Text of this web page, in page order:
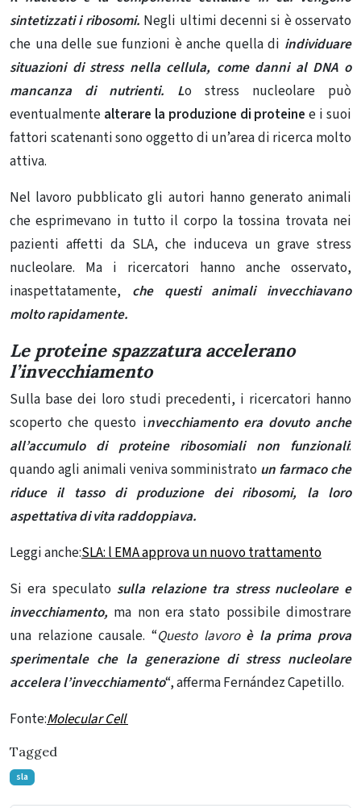
sintetizzati i ribosomi. Negli ultimi decenni si è osservato
che una delle sue funzioni è anche quella di individuare
situazioni di stress nella cellula, come danni al DNA o
mancanza di nutrienti. Lo stress nucleolare può
eventualmente alterare la produzione di proteine ​​e i suoi
fattori scatenanti sono oggetto di un’area di ricerca molto
attiva.
Nel lavoro pubblicato gli autori hanno generato animali
che esprimevano in tutto il corpo la tossina trovata nei
pazienti affetti da SLA, che induceva un grave stress
nucleolare. Ma i ricercatori hanno anche osservato,
inaspettatamente, che questi animali invecchiavano
molto rapidamente.
Le proteine ​​spazzatura accelerano
l’invecchiamento
Sulla base dei loro studi precedenti, i ricercatori hanno
scoperto che questo invecchiamento era dovuto anche
all’accumulo di proteine ​​ribosomiali non funzionali:
quando agli animali veniva somministrato un farmaco che
riduce il tasso di produzione dei ribosomi, la loro
aspettativa di vita raddoppiava.
Leggi anche:SLA: l EMA approva un nuovo trattamento
Si era speculato sulla relazione tra stress nucleolare e
invecchiamento, ma non era stato possibile dimostrare
una relazione causale. “Questo lavoro è la prima prova
sperimentale che la generazione di stress nucleolare
accelera l’invecchiamento“, afferma Fernández Capetillo.
Fonte:Molecular Cell
Tagged
sla